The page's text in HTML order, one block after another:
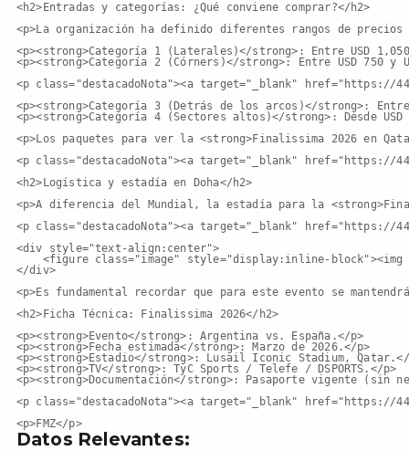
<h2>Entradas y categorías: ¿Qué conviene comprar?</h2>
<p>La organización ha definido diferentes rangos de
<p><strong>Categoría 1 (Laterales)</strong>: Entre USD
<p><strong>Categoría 2 (Córners)</strong>: Entre USD 750 y
<p class="destacadoNota"><a target="_blank"
<p><strong>Categoría 3 (Detrás de los arcos)</strong>: Entre
<p><strong>Categoría 4 (Sectores altos)</strong>: Desde USD
<p>Los paquetes para ver la <strong>Finalissima 2026 en
<p class="destacadoNota"><a target="_blank"
<h2>Logística y estadía en Doha</h2>
<p>A diferencia del Mundial, la estadía para la
<p class="destacadoNota"><a target="_blank"
<div style="text-align:center">
<figure class="image" style="display:inline-
</div>
<p>Es fundamental recordar que para este evento se
<h2>Ficha Técnica: Finalissima 2026</h2>
<p><strong>Evento</strong>: Argentina vs. España.</p>
<p><strong>Fecha estimada</strong>: Marzo de 2026.</p>
<p><strong>Estadio</strong>: Lusail Iconic Stadium, Qatar.</
<p><strong>TV</strong>: TyC Sports / Telefe / DSPORTS.</p>
<p><strong>Documentación</strong>: Pasaporte vigente
<p class="destacadoNota"><a target="_blank"
<p>FMZ</p>
Datos Relevantes: